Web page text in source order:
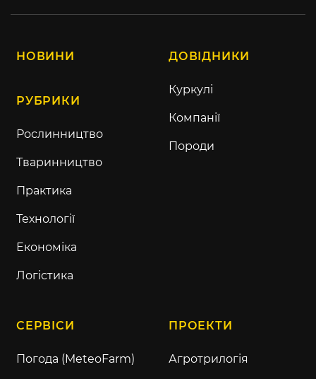
НОВИНИ
РУБРИКИ
Рослинництво
Тваринництво
Практика
Технології
Економіка
Логістика
ДОВІДНИКИ
Куркулі
Компанії
Породи
СЕРВІСИ
Погода (MeteoFarm)
ПРОЕКТИ
Агротрилогія